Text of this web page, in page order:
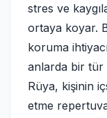
stres ve
ortaya koyar.
koruma
anlarda bir tür
Rüya, kişinin
etme